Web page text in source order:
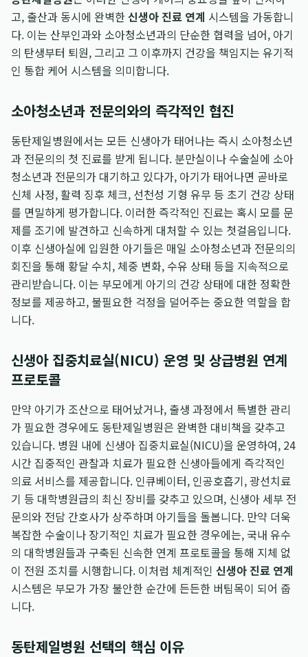
고, 출산과 동시에 완벽한신생아 진료 연계 시스템을 가동합니
다. 이는 산부인과와 소아청소년과의 단순한 협력을 넘어, 아기
의 탄생부터 퇴원, 그리고 그 이후까지 건강을 책임지는 유기적
인 통합 케어 시스템을 의미합니다.
소아청소년과 전문의와의 즉각적인 협진
동탄제일병원에서는 모든 신생아가 태어나는 즉시 소아청소년
과 전문의의 첫 진료를 받게 됩니다. 분만실이나 수술실에 소아
청소년과 전문의가 대기하고 있다가, 아기가 태어나면 곧바로
신체 사정, 활력 징후 체크, 선천성 기형 유무 등 초기 건강 상태
를 면밀하게 평가합니다. 이러한 즉각적인 진료는 혹시 모를 문
제를 조기에 발견하고 신속하게 대처할 수 있는 첫걸음입니다.
이후 신생아실에 입원한 아기들은 매일 소아청소년과 전문의의
회진을 통해 황달 수치, 체중 변화, 수유 상태 등을 지속적으로
관리받습니다. 이는 부모에게 아기의 건강 상태에 대한 정확한
정보를 제공하고, 불필요한 걱정을 덜어주는 중요한 역할을 합
니다.
신생아 집중치료실(NICU) 운영 및 상급병원 연계
프로토콜
만약 아기가 조산으로 태어났거나, 출생 과정에서 특별한 관리
가 필요한 경우에도 동탄제일병원은 완벽한 대비책을 갖추고
있습니다. 병원 내에 신생아 집중치료실(NICU)을 운영하여, 24
시간 집중적인 관찰과 치료가 필요한 신생아들에게 즉각적인
의료 서비스를 제공합니다. 인큐베이터, 인공호흡기, 광선치료
기 등 대학병원급의 최신 장비를 갖추고 있으며, 신생아 세부 전
문의와 전담 간호사가 상주하며 아기들을 돌봅니다. 만약 더욱
복잡한 수술이나 장기적인 치료가 필요한 경우에는, 국내 유수
의 대학병원들과 구축된 신속한 연계 프로토콜을 통해 지체 없
이 전원 조치를 시행합니다. 이처럼 체계적인 신생아 진료 연계
시스템은 부모가 가장 불안한 순간에 든든한 버팀목이 되어 줍
니다.
동탄제일병원 선택의 핵심 이유